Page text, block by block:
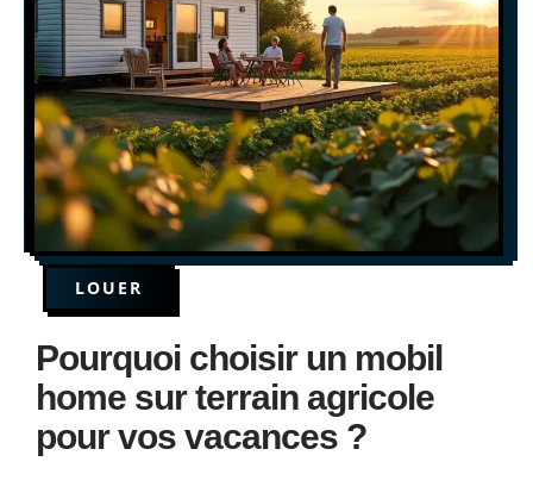
LOUER
Pourquoi choisir un mobil
home sur terrain agricole
pour vos vacances ?